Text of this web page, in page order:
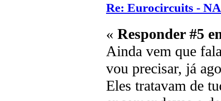
Re: Eurocircuits -
« Responder #5
Ainda vem que
vou precisar, já
Eles tratavam de